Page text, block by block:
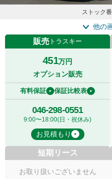
ストック
他の
販売 トラスキー
451万円
オプション販売
有料保証 保証比較表
046-298-0551
9:00〜18:00(日・祝休み)
お見積もり
短期リース
お取り扱いございません